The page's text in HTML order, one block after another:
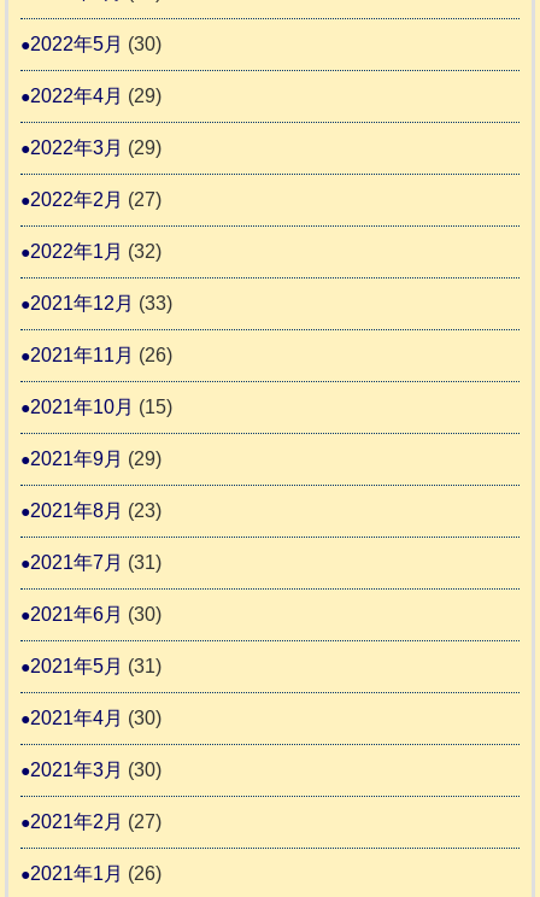
2022年5月 (30)
2022年4月 (29)
2022年3月 (29)
2022年2月 (27)
2022年1月 (32)
2021年12月 (33)
2021年11月 (26)
2021年10月 (15)
2021年9月 (29)
2021年8月 (23)
2021年7月 (31)
2021年6月 (30)
2021年5月 (31)
2021年4月 (30)
2021年3月 (30)
2021年2月 (27)
2021年1月 (26)